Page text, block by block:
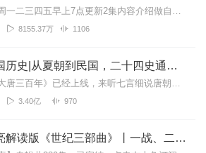
更新频率周一二三四五早上7点更新2集内容介绍做自己喜欢的事，直到世界为你改变。言亮、惠天，为你解读世界级畅销IP--肯·福莱特《中世纪三部曲》+前传《暗夜与...
8155.37万 1106
精读中国历史|从夏朝到民国，二十四史通史解析，中华上下五千年
新专辑《大唐三百年》已经上线，来听七言细说唐朝三百年历史吧。点击即可跳转收听。【精读中国历史】立足正史，现代阐释。溯本清源，守正创新。比小说还精彩的正说中国历...
3.40亿 970
惠天言亮解读版《世纪三部曲》丨一战、二战、冷战